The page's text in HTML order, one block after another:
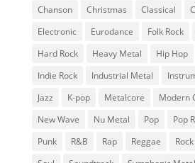
Chanson
Christmas Classical
Electronic
Eurodance Folk Rock
Hard Rock
Heavy Metal Hip Hop
Indie Rock
Industrial Metal
Jazz
K-pop Metalcore Modern
New Wave
Nu Metal Pop Pop
Punk
R&B Rap Reggae Rock